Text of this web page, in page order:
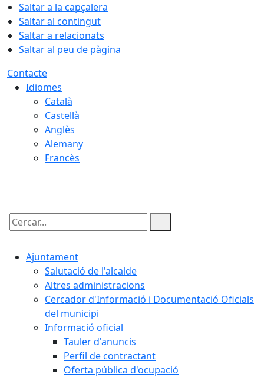
Saltar a la capçalera
Saltar al contingut
Saltar a relacionats
Saltar al peu de pàgina
Contacte
Idiomes
Català
Castellà
Anglès
Alemany
Francès
Cercar:
Ajuntament
Salutació de l'alcalde
Altres administracions
Cercador d'Informació i Documentació Oficials
del municipi
Informació oficial
Tauler d'anuncis
Perfil de contractant
Oferta pública d'ocupació